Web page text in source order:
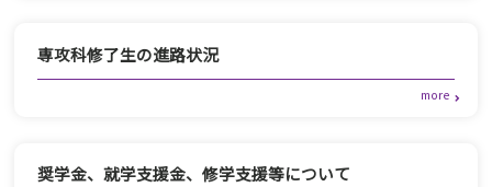
専攻科修了生の進路状況
奨学金、就学支援金、修学支援等について